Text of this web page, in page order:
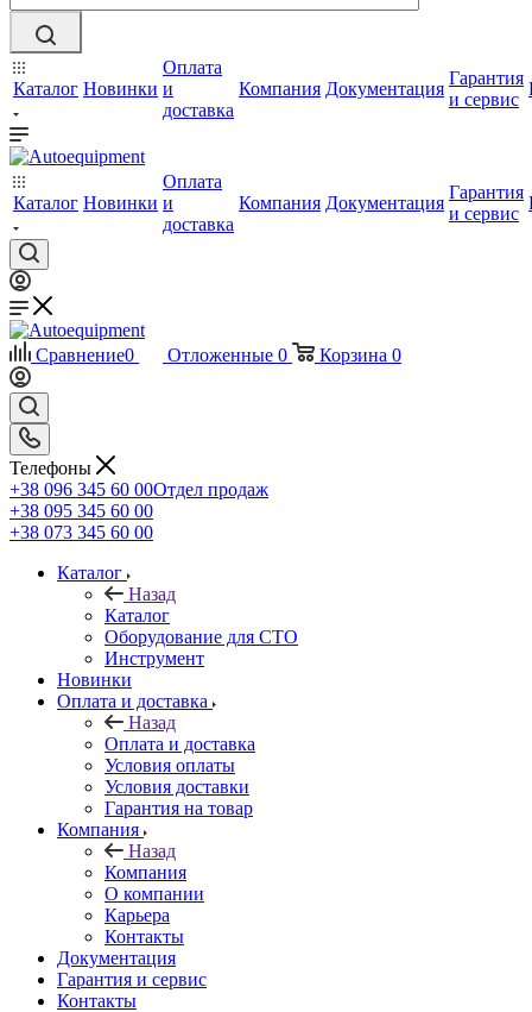
Каталог Новинки
Оплата
и
доставка
Компания Документация
Гарантия
и сервис
Каталог Новинки
Оплата
и
доставка
Компания Документация
Гарантия
и сервис
Сравнение0 Отложенные 0 Корзина 0
Телефоны
+38 096 345 60 00Отдел продаж
+38 095 345 60 00
+38 073 345 60 00
Каталог
Назад
Каталог
Оборудование для СТО
Инструмент
Новинки
Оплата и доставка
Назад
Оплата и доставка
Условия оплаты
Условия доставки
Гарантия на товар
Компания
Назад
Компания
О компании
Карьера
Контакты
Документация
Гарантия и сервис
Контакты